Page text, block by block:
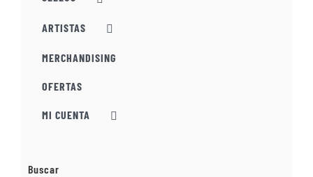
ARTISTAS
MERCHANDISING
OFERTAS
MI CUENTA
Buscar